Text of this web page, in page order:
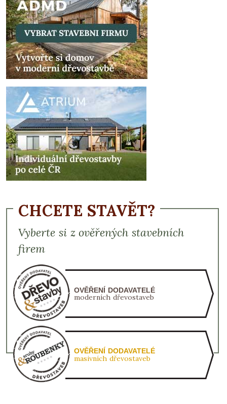
CHCETE STAVĚT?
Vyberte si z ověřených stavebních
firem
OVĚŘENÍ DODAVATELÉ
moderních dřevostaveb
OVĚŘENÍ DODAVATELÉ
masivních dřevostaveb